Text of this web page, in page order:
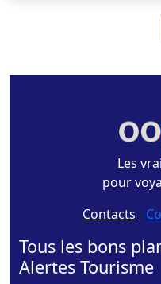
Les
pour
Contacts -
Tous les bons
Alertes Tourisme